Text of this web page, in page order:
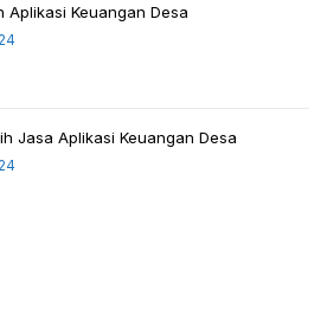
Aplikasi Keuangan Desa
Jasa Aplikasi Keuangan Desa